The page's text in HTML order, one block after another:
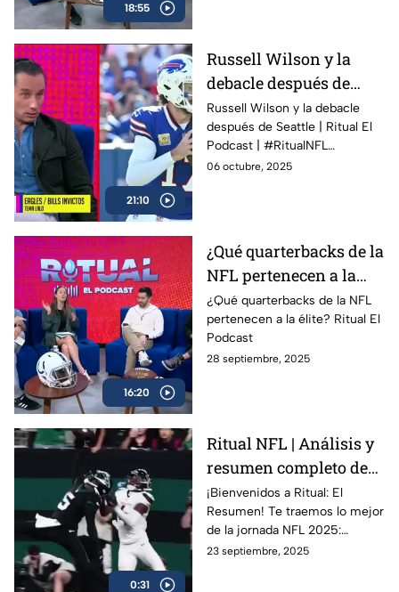
18:55
21:10
Russell Wilson y la
debacle después de
Seattle | Ritual El
Podcast | #RitualNFL
Russell Wilson y la debacle
después de Seattle | Ritual El
Podcast | #RitualNFL
#RitualNFL
06 octubre, 2025
16:20
¿Qué quarterbacks de la
NFL pertenecen a la
élite? | Ritual El Podcast
¿Qué quarterbacks de la NFL
pertenecen a la élite? Ritual El
Podcast
28 septiembre, 2025
0:31
Ritual NFL | Análisis y
resumen completo de
la jornada
¡Bienvenidos a Ritual: El
Resumen! Te traemos lo mejor
de la jornada NFL 2025:
jugadas espectaculares,
23 septiembre, 2025